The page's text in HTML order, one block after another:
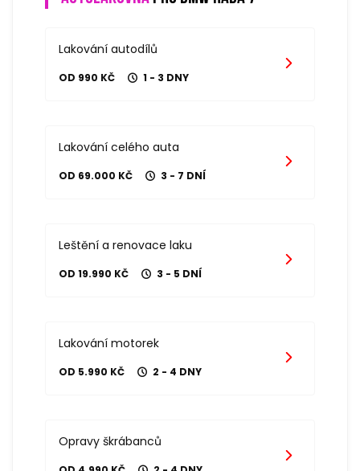
Lakování autodílů
OD 990 KČ 1 - 3 DNY
Lakování celého auta
OD 69.000 KČ 3 - 7 DNÍ
Leštění a renovace laku
OD 19.990 KČ 3 - 5 DNÍ
Lakování motorek
OD 5.990 KČ 2 - 4 DNY
Opravy škrábanců